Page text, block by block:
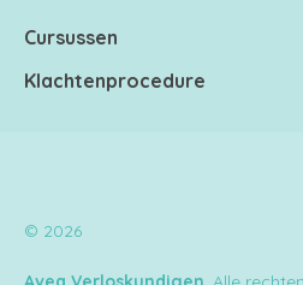
Cursussen
Klachtenprocedure
© 2026